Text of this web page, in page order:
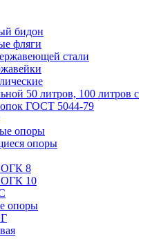
бидон
фляги
стали
50 литров, 100 литров с
ГОСТ 5044-79
опоры
опоры
ОГК 8
10
опоры